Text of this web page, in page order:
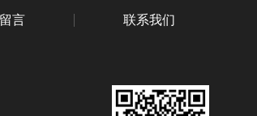
言 联系我们